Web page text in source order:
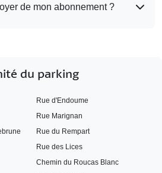
de mon abonnement ?
du parking
Rue d'Endoume
Rue Marignan
Rue du Rempart
Rue des Lices
Chemin du Roucas Blanc